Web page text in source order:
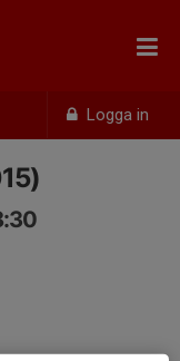
Logga in